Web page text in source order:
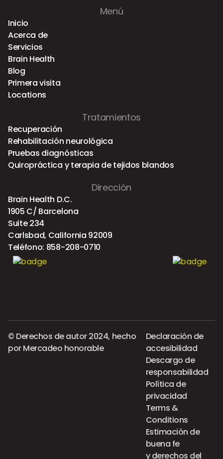
Menú
Inicio
Acerca de
Servicios
Brain Health
Blog
Primera visita
Locations
Tratamientos
Recuperación
Rehabilitación neurológica
Pruebas diagnósticas
Quiropráctica y terapia de tejidos blandos
Dirección
Brain Health D.C.
1905 C/ Barcelona
Suite 234
Carlsbad, California 92009
Teléfono: 858-208-0710
© Derechos de autor 2024, hecho
porMercadeo honorable
Declaración de
accesibilidad
Descargo de
responsabilidad
Política de
privacidad
Terms &
Conditions
Estimación de
buena fe
y derechos del